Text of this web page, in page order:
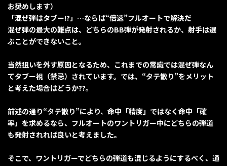
お奨めします）
「混ぜ弾はタブー!?」…ならば“倍速”フルオートで解決だ
混ぜ弾の最大の難点は、どちらのBB弾が発射されるか、射手は選
ぶことができないこと。
当然狙いを外す原因となるため、これまでの常識では混ぜ弾なん
てタブー視（禁忌）されています。では、“タテ散り”をメリット
と考えた場合はどうか??。
前述の通り“タテ散り”により、命中「精度」ではなく命中「確
率」を求めるなら、フルオートのワントリガー中にどちらの弾道
も発射されれば良いと考えました。
そこで、ワントリガーでどちらの弾道も混じるようにするべく、通